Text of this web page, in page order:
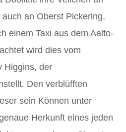
an Oberst Pickering,
einem Taxi aus dem Aalto-
wird dies vom
Higgins, der
Den verblüfften
sein Können unter
Herkunft eines jeden